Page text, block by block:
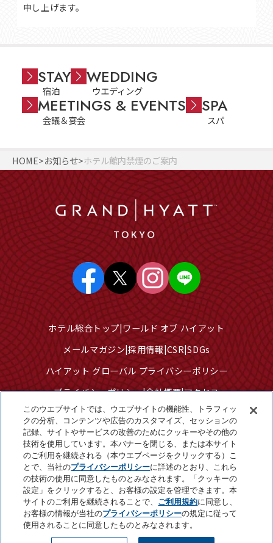
申し上げます。
STAY
宿泊
WEDDING
ウエディング
MEETINGS & EVENTS
会議＆宴会
SPA
スパ
HOME お知らせ ホテル館内禁煙のご案内
ホテル総合トップ ワールド オブ ハイアット
メールマガジン 採用情報 CSR SDGs
ハイアット グローバル プライバシーポリシー
プライバシーポリシー 会社概要 アクセス
サイトのご利用について サイトマップ
クッキーセンター
個人情報を販売または共有しないでください
©2025 Hyatt Corporation
このウエブサイトでは、ウエブサイトの機能性、トラフィッ
クの分析、コンテンツや広告のカスタマイズ、セッションの
記録、サイトやサービスの改善のためにクッキーやその他の
技術を使用しています。本バナーを閉じる、または本サイト
のご利用を継続される（本ウエブページをクリックする）こ
とで、当社のプライバシーポリシーに詳述のとおり、これら
の技術の使用に同意したものとみなされます。「クッキーの
設定」をクリックすると、お客様の設定を管理できます。本
サイトのご利用を継続されることで、 ご利用規約に同意し、
お客様の情報が当社のプライバシーポリシーの規定に従って
使用されることに同意したものとみなされます。